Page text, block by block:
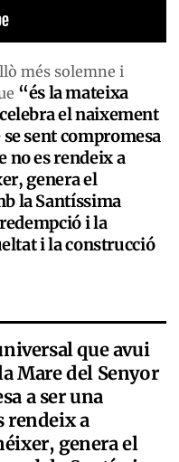
més solemne i
“és la mateixa
el naixement
sent compromesa
no es rendeix a
genera el
la Santíssima
i la
i la construcció
que avui
Mare del Senyor
a ser una
rendeix a
genera el